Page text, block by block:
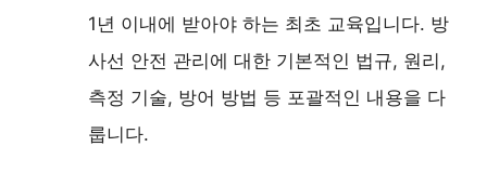
1년 이내에 받아야 하는 최초 교육입니다. 방
사선 안전 관리에 대한 기본적인 법규, 원리,
측정 기술, 방어 방법 등 포괄적인 내용을 다
룹니다.